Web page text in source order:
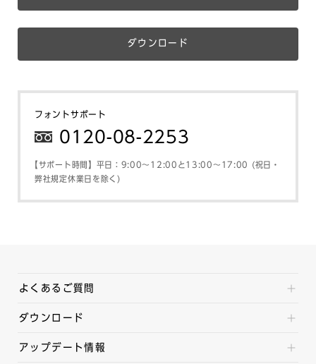
ダウンロード
フォントサポート
0120-08-2253
【サポート時間】平日：9:00～12:00と13:00～17:00 (祝日・
弊社規定休業日を除く)
よくあるご質問
ダウンロード
アップデート情報